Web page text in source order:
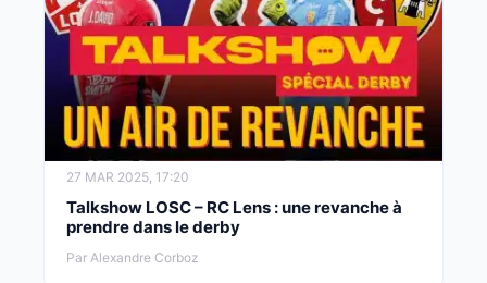
27 MAR 2025, 17:20
Talkshow LOSC – RC Lens : une revanche à
prendre dans le derby
Par Alexandre Corboz